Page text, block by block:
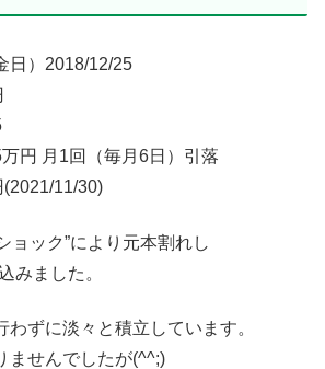
日）2018/12/25
円 月1回（毎月6日）引落
(2021/11/30)
ョック”により元本割れし
みました。
わずに淡々と積立しています。
ませんでしたが(^^;)